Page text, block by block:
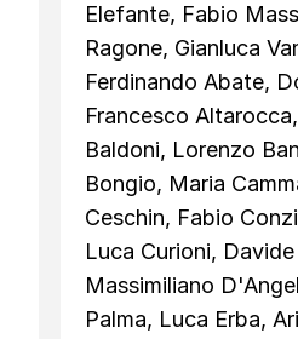
Elefante, Fabio
Ragone, Gianluca
Ferdinando Abate,
Francesco
Baldoni, Lorenzo
Bongio, Maria
Ceschin, Fabio
Luca Curioni,
Massimiliano
Palma, Luca Erba,